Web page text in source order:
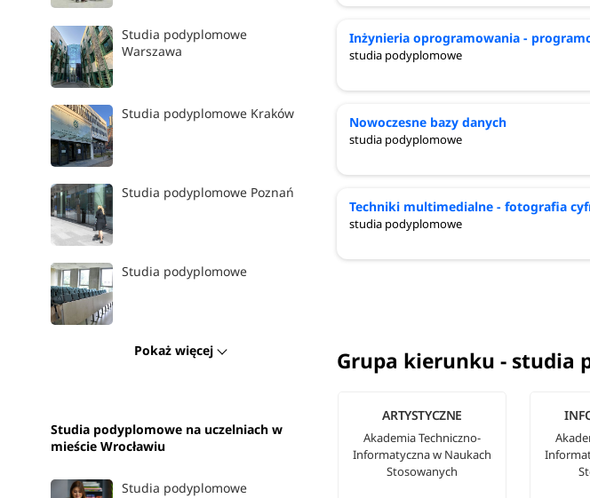
Studia podyplomowe
Warszawa
Studia podyplomowe Kraków
Studia podyplomowe Poznań
Studia podyplomowe
Pokaż więcej
Studia podyplomowe na uczelniach w
mieście Wrocławiu
Studia podyplomowe
Inżynieria oprogramowania -
studia podyplomowe
Nowoczesne bazy danych
studia podyplomowe
Techniki multimedialne - fotografia
studia podyplomowe
Grupa kierunku - studia
ARTYSTYCZNE
Akademia Techniczno-
Informatyczna w Naukach
Stosowanych